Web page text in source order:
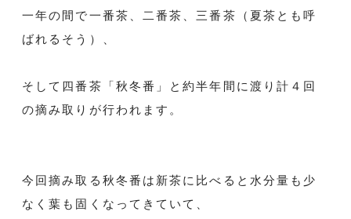
一年の間で一番茶、二番茶、三番茶（夏茶とも呼
ばれるそう）、
そして四番茶「秋冬番」と約半年間に渡り計４回
の摘み取りが行われます。
今回摘み取る秋冬番は新茶に比べると水分量も少
なく葉も固くなってきていて、